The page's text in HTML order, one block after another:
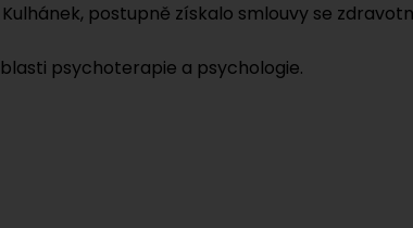
postupně získalo smlouvy se
psychoterapie a psychologie.